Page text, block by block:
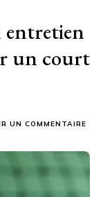
un court
UN COMMENTAIRE